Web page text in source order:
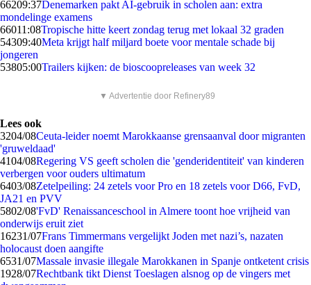
66209:37Denemarken pakt AI-gebruik in scholen aan: extra
mondelinge examens
66011:08Tropische hitte keert zondag terug met lokaal 32 graden
54309:40Meta krijgt half miljard boete voor mentale schade bij
jongeren
53805:00Trailers kijken: de bioscoopreleases van week 32
▼ Advertentie door Refinery89
Lees ook
3204/08Ceuta-leider noemt Marokkaanse grensaanval door migranten
'gruweldaad'
4104/08Regering VS geeft scholen die 'genderidentiteit' van kinderen
verbergen voor ouders ultimatum
6403/08Zetelpeiling: 24 zetels voor Pro en 18 zetels voor D66, FvD,
JA21 en PVV
5802/08'FvD' Renaissanceschool in Almere toont hoe vrijheid van
onderwijs eruit ziet
16231/07Frans Timmermans vergelijkt Joden met nazi’s, nazaten
holocaust doen aangifte
6531/07Massale invasie illegale Marokkanen in Spanje ontketent crisis
1928/07Rechtbank tikt Dienst Toeslagen alsnog op de vingers met